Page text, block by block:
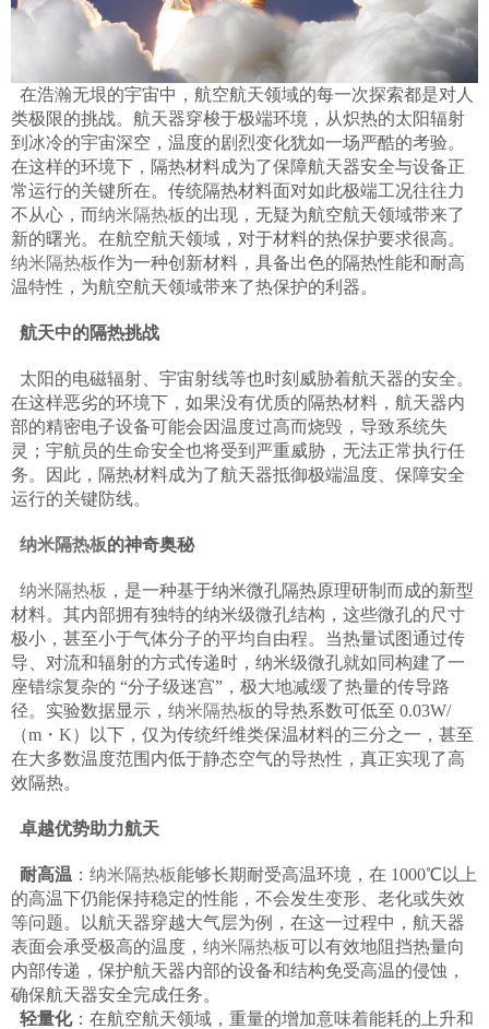
在浩瀚无垠的宇宙中，航空航天领域的每一次探索都是对人
类极限的挑战。航天器穿梭于极端环境，从炽热的太阳辐射
到冰冷的宇宙深空，温度的剧烈变化犹如一场严酷的考验。
在这样的环境下，隔热材料成为了保障航天器安全与设备正
常运行的关键所在。传统隔热材料面对如此极端工况往往力
不从心，而纳米隔热板的出现，无疑为航空航天领域带来了
新的曙光。在航空航天领域，对于材料的热保护要求很高。
纳米隔热板作为一种创新材料，具备出色的隔热性能和耐高
温特性，为航空航天领域带来了热保护的利器。
航天中的隔热挑战
太阳的电磁辐射、宇宙射线等也时刻威胁着航天器的安全。
在这样恶劣的环境下，如果没有优质的隔热材料，航天器内
部的精密电子设备可能会因温度过高而烧毁，导致系统失
灵；宇航员的生命安全也将受到严重威胁，无法正常执行任
务。因此，隔热材料成为了航天器抵御极端温度、保障安全
运行的关键防线。
纳米隔热板的神奇奥秘​
纳米隔热板 ，是一种基于纳米微孔隔热原理研制而成的新型
材料。其内部拥有独特的纳米级微孔结构，这些微孔的尺寸
极小，甚至小于气体分子的平均自由程。当热量试图通过传
导、对流和辐射的方式传递时，纳米级微孔就如同构建了一
座错综复杂的 “分子级迷宫”，极大地减缓了热量的传导路
径。实验数据显示， 纳米隔热板的导热系数可低至 0.03W/
（m・K）以下，仅为传统纤维类保温材料的三分之一，甚至
在大多数温度范围内低于静态空气的导热性，真正实现了高
效隔热。
卓越优势助力航天
耐高温 ： 纳米隔热板能够长期耐受高温环境，在 1000℃以上
的高温下仍能保持稳定的性能，不会发生变形、老化或失效
等问题。以航天器穿越大气层为例，在这一过程中，航天器
表面会承受极高的温度， 纳米隔热板可以有效地阻挡热量向
内部传递，保护航天器内部的设备和结构免受高温的侵蚀，
确保航天器安全完成任务。​
轻量化：在航空航天领域，重量的增加意味着能耗的上升和